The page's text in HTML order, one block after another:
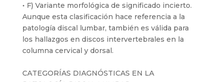
• F) Variante morfológica de significado incierto.
Aunque esta clasificación hace referencia a la
patología discal lumbar, también es válida para
los hallazgos en discos intervertebrales en la
columna cervical y dorsal.
CATEGORÍAS DIAGNÓSTICAS EN LA